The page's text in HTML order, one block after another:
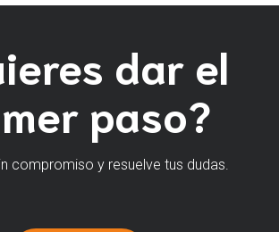
dar el
paso?
compromiso y resuelve tus dudas.